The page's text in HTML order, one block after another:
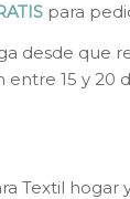
para
desde que
entre 15 y
Textil hogar